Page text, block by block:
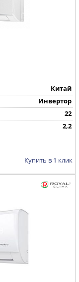
Китай
Инвертор
22
2,2
Купить в 1 клик